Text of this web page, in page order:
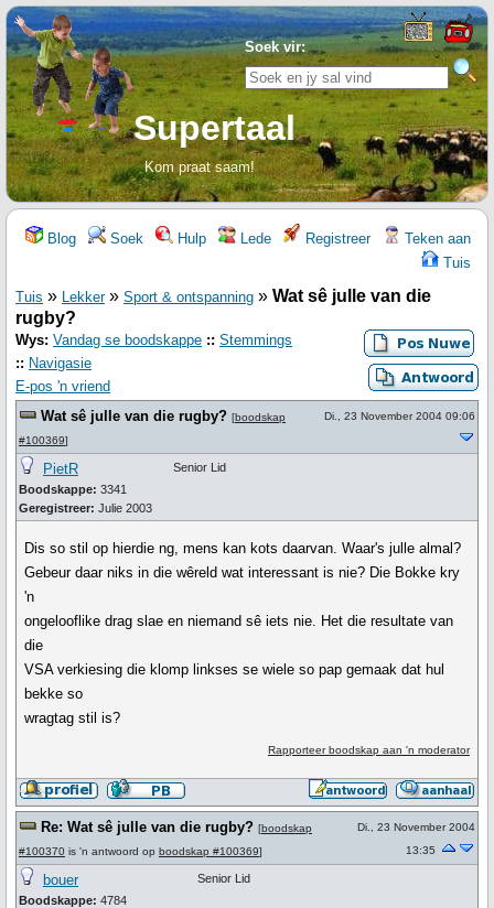
Soek vir:
Supertaal
Kom praat saam!
Blog Soek Hulp Lede Registreer
Teken aan
Tuis
Tuis » Lekker» Sport & ontspanning » Wat sê julle van die
rugby?
Wys: Vandag se boodskappe :: Stemmings
:: Navigasie
E-pos 'n vriend
Wat sê julle van die rugby? [boodskap
#100369]
Di., 23 November 2004 09:06
PietR
Boodskappe: 3341
Geregistreer: Julie 2003
Senior Lid
Dis so stil op hierdie ng, mens kan kots daarvan. Waar's julle almal?
Gebeur daar niks in die wêreld wat interessant is nie? Die Bokke kry
'n
ongelooflike drag slae en niemand sê iets nie. Het die resultate van
die
VSA verkiesing die klomp linkses se wiele so pap gemaak dat hul
bekke so
wragtag stil is?
Rapporteer boodskap aan 'n moderator
Re: Wat sê julle van die rugby? [boodskap
#100370 is 'n antwoord op boodskap #100369]
Di., 23 November 2004
13:35
bouer
Boodskappe: 4784
Senior Lid